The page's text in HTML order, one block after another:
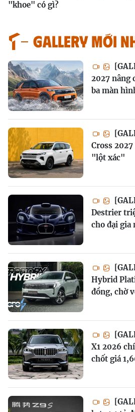
"khoe" có gì?
GALLERY MỚI
2027 nâng
ba màn
Cross
"lột xác"
Destrier
cho đại gia
Hybrid
đồng, chờ
X1 2026
chốt giá